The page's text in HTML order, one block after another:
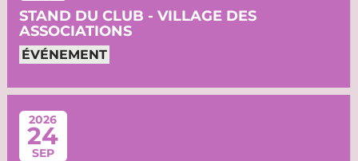
STAND DU CLUB - VILLAGE DES
ASSOCIATIONS
ÉVÉNEMENT
2026
24
SEP